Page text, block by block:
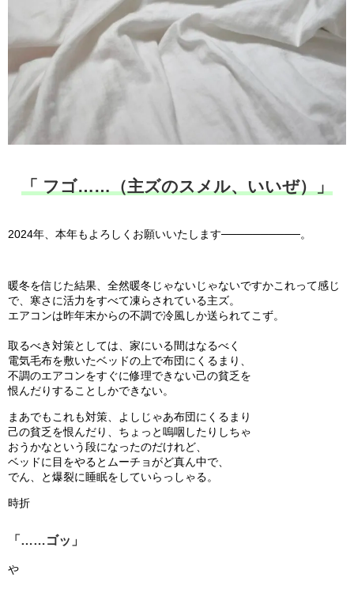
「 フゴ……（主ズのスメル、いいぜ） 」
2024年、本年もよろしくお願いいたします──────────。
暖冬を信じた結果、全然暖冬じゃないじゃないですかこれって感じ
で、寒さに活力をすべて凍らされている主ズ。
エアコンは昨年末からの不調で冷風しか送られてこず。
取るべき対策としては、家にいる間はなるべく
電気毛布を敷いたベッドの上で布団にくるまり、
不調のエアコンをすぐに修理できない己の貧乏を
恨んだりすることしかできない。
まあでもこれも対策、よしじゃあ布団にくるまり
己の貧乏を恨んだり、ちょっと嗚咽したりしちゃ
おうかなという段になったのだけれど、
ベッドに目をやるとムーチョがど真ん中で、
でん、と爆裂に睡眠をしていらっしゃる。
時折
「……ゴッ」
や